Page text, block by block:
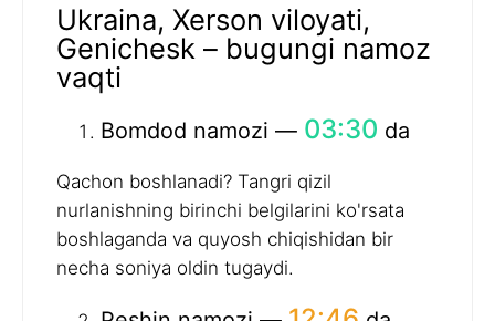
Ukraina, Xerson viloyati,
Genichesk – bugungi namoz
vaqti
Bomdod namozi — 03:30 da
Qachon boshlanadi? Tangri qizil
nurlanishning birinchi belgilarini ko'rsata
boshlaganda va quyosh chiqishidan bir
necha soniya oldin tugaydi.